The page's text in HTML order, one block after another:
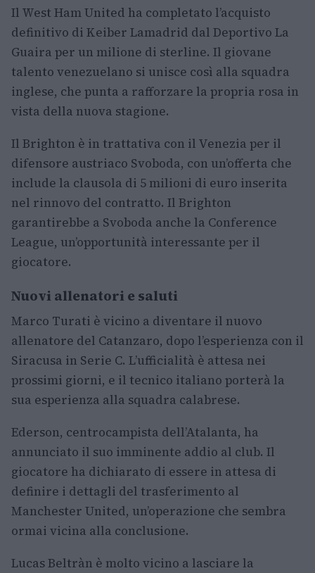
Il West Ham United ha completato l’acquisto
definitivo di Keiber Lamadrid dal Deportivo La
Guaira per un milione di sterline. Il giovane
talento venezuelano si unisce così alla squadra
inglese, che punta a rafforzare la propria rosa in
vista della nuova stagione.
Il Brighton è in trattativa con il Venezia per il
difensore austriaco Svoboda, con un’offerta che
include la clausola di 5 milioni di euro inserita
nel rinnovo del contratto. Il Brighton
garantirebbe a Svoboda anche la Conference
League, un’opportunità interessante per il
giocatore.
Nuovi allenatori e saluti
Marco Turati è vicino a diventare il nuovo
allenatore del Catanzaro, dopo l’esperienza con il
Siracusa in Serie C. L’ufficialità è attesa nei
prossimi giorni, e il tecnico italiano porterà la
sua esperienza alla squadra calabrese.
Ederson, centrocampista dell’Atalanta, ha
annunciato il suo imminente addio al club. Il
giocatore ha dichiarato di essere in attesa di
definire i dettagli del trasferimento al
Manchester United, un’operazione che sembra
ormai vicina alla conclusione.
Lucas Beltràn è molto vicino a lasciare la